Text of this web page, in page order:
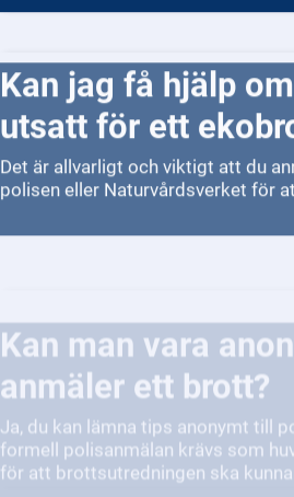
Kan jag få hjälp om jag blivit
utsatt för ett
polisen eller Naturvårdsverket för
anmäler ett brott?
Ja, du kan lämna tips anonymt till
formell polisanmälan krävs som